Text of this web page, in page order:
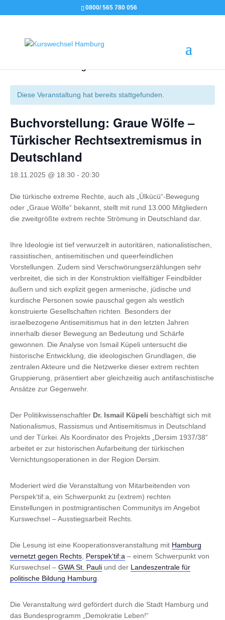
0800/ 565 780 056
Diese Veranstaltung hat bereits stattgefunden.
Buchvorstellung: Graue Wölfe –
Türkischer Rechtsextremismus in
Deutschland
18.11.2025 @ 18:30 - 20:30
Die türkische extreme Rechte, auch als „Ülkücü“-Bewegung
oder „Graue Wölfe“ bekannt, stellt mit rund 13.000 Mitgliedern
die zweitgrößte extrem rechte Strömung in Deutschland dar.
Ihre Ideologie ist tief verwurzelt in autoritären, nationalistischen,
rassistischen, antisemitischen und queerfeindlichen
Vorstellungen. Zudem sind Verschwörungserzählungen sehr
verbreitet, die sich in der Konstruktion vielfältiger Feindbilder
äußern und sich explizit gegen armenische, jüdische und
kurdische Personen sowie pauschal gegen als westlich
konstruierte Gesellschaften richten. Besonders der
israelbezogene Antisemitismus hat in den letzten Jahren
innerhalb dieser Bewegung an Bedeutung und Schärfe
gewonnen. Die Analyse von Ismail Küpeli untersucht die
historische Entwicklung, die ideologischen Grundlagen, die
zentralen Akteure und die Netzwerke dieser extrem rechten
Gruppierung, präsentiert aber gleichzeitig auch antifaschistische
Ansätze zur Gegenwehr.
Der Politikwissenschaftler Dr. Ismail Küpeli beschäftigt sich mit
Nationalismus, Rassismus und Antisemitismus in Deutschland
und der Türkei. Als Koordinator des Projekts „Dersim 1937/38“
arbeitet er zur historischen Aufarbeitung der türkischen
Vernichtungsoperationen in der Region Dersim.
Moderiert wird die Veranstaltung von Mitarbeitenden von
Perspek‘tif:a, ein Schwerpunkt zu (extrem) rechten
Einstellungen in postmigrantischen Communitys im Angebot
Kurswechsel – Ausstiegsarbeit Rechts.
Die Lesung ist eine Kooperationsveranstaltung mit Hamburg
vernetzt gegen Rechts Perspek‘tif:a – einem Schwerpunkt von
Kurswechsel – GWA St. Pauli und der Landeszentrale für
politische Bildung Hamburg
Die Veranstaltung wird gefördert durch die Stadt Hamburg und
das Bundesprogramm „Demokratie Leben!“